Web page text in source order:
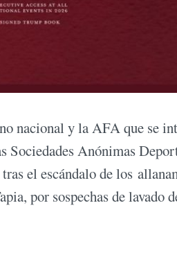
nacional y la AFA que se
Anónimas
el escándalo de los
por sospechas de lavado